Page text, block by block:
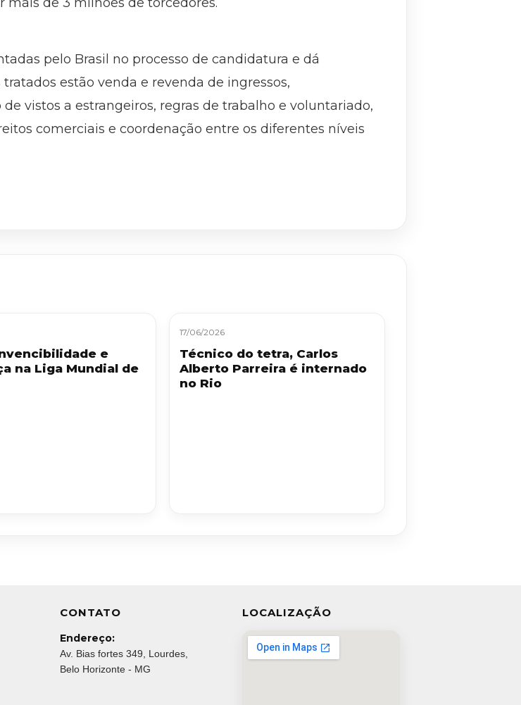
pelo Brasil no processo de candidatura e dá
estão venda e revenda de ingressos,
vistos a estrangeiros, regras de trabalho e voluntariado,
comerciais e coordenação entre os diferentes níveis
e
na Liga Mundial de
17/06/2026
Técnico do tetra, Carlos
Alberto Parreira é internado
no Rio
CONTATO
Endereço:
Av. Bias fortes 349, Lourdes,
Belo Horizonte - MG
LOCALIZAÇÃO